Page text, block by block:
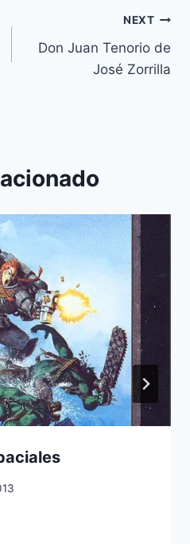
NEXT
Don Juan Tenorio de
José Zorrilla